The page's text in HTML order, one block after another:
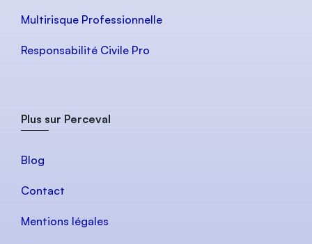
Multirisque Professionnelle
Responsabilité Civile Pro
Plus sur Perceval
Blog
Contact
Mentions légales